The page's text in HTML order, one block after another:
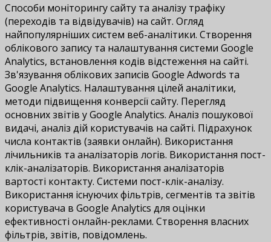
Способи моніторингу сайту та аналізу трафіку
(переходів та відвідувачів) на сайт. Огляд
найпопулярніших систем веб-аналітики. Створення
облікового запису та налаштування системи Google
Analytics, встановлення кодів відстеження на сайті.
Зв'язування облікових записів Google Adwords та
Google Analytics. Налаштування цілей аналітики,
методи підвищення конверсії сайту. Перегляд
основних звітів у Google Analytics. Аналіз пошукової
видачі, аналіз дій користувачів на сайті. Підрахунок
числа контактів (заявки онлайн). Використання
лічильників та аналізаторів логів. Використання пост-
клік-аналізаторів. Використання аналізаторів
вартості контакту. Системи пост-клік-аналізу.
Використання існуючих фільтрів, сегментів та звітів
користувача в Google Analytics для оцінки
ефективності онлайн-реклами. Створення власних
фільтрів, звітів, повідомлень.